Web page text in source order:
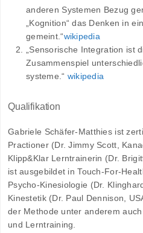
anderen Systemen Bezug
„Kognition“ das Denken in
gemeint.“wikipedia
„Sensorische Integration ist
Zusammenspiel
systeme.“ wikipedia
Qualifikation
Gabriele Schäfer-Matthies ist
Practioner (Dr. Jimmy Scott,
Klipp&Klar Lerntrainerin (Dr.
ist ausgebildet in Touch-For-
Psycho-Kinesiologie (Dr.
Kinestetik (Dr. Paul Dennison,
der Methode unter anderem
und Lerntraining.